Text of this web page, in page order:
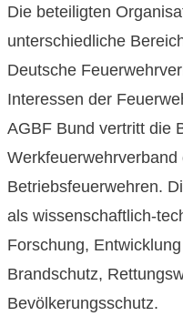
Die beteiligten
unterschiedliche
Deutsche
Interessen der
AGBF Bund vertritt die
Werkfeuerwehrverband
Betriebsfeuerwehren.
als wissenschaftlich-
Forschung,
Brandschutz,
Bevölkerungsschutz.